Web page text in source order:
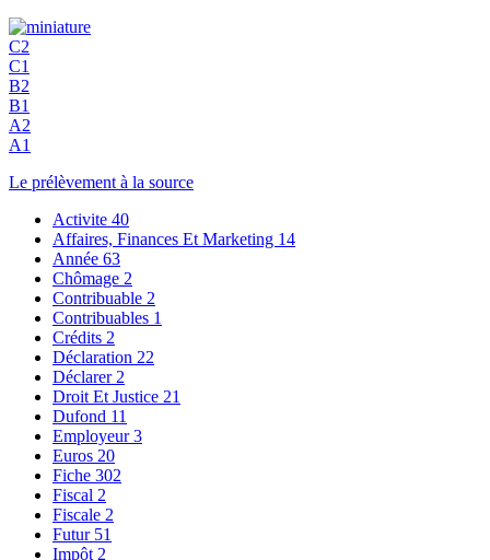
C2
C1
B2
B1
A2
A1
Le prélèvement à la source
Activite 40
Affaires, Finances Et Marketing 14
Année 63
Chômage 2
Contribuable 2
Contribuables 1
Crédits 2
Déclaration 22
Déclarer 2
Droit Et Justice 21
Dufond 11
Employeur3
Euros 20
Fiche 302
Fiscal 2
Fiscale 2
Futur 51
Impôt 2